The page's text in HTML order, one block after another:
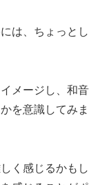
は、ちょっとし
メージし、和音
を意識してみま
く感じるかもし